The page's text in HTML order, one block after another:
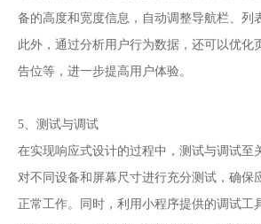
备的高度和宽度信息，自动调整导航栏、列
此外，通过分析用户行为数据，还可以优化
告位等，进一步提高用户体验。
5、测试与调试
在实现响应式设计的过程中，测试与调试至
对不同设备和屏幕尺寸进行充分测试，确保
正常工作。同时，利用小程序提供的调试工